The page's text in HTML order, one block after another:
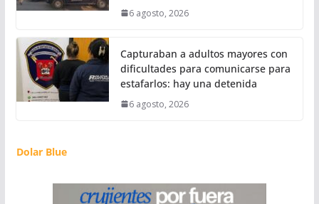
6 agosto, 2026
Capturaban a adultos mayores con
dificultades para comunicarse para
estafarlos: hay una detenida
6 agosto, 2026
Dolar Blue